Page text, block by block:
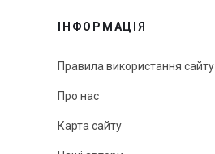
ІНФОРМАЦІЯ
Правила використання сайту
Про нас
Карта сайту